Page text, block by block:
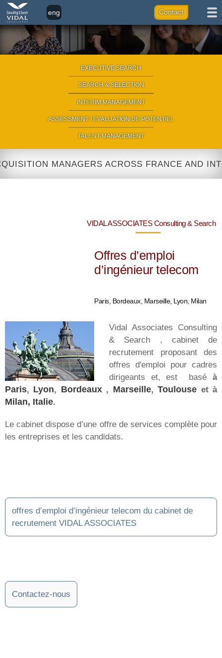
fr
eng
it
ar
Contact
EXECUTIVE SEARCH
SEARCH & SELECTION
INTERIM MANAGEMENT
|
ASSESSMENT / EVALUATION DE POTENTIEL
TALENT MANAGEMENT
MANAGERS ACROSS FRANCE AND
VIDAL ASSOCIATES Consulting & Search
Offres d’emploi
d’ingénieur telecom
Paris, Bordeaux, Marseille, Lyon, Milan
Vidal Associates Consulting
& Search , cabinet de
recrutement proposant des
offres d'emploi pour cadres
dirigeants et, est basé à
Paris, Lyon, Bordeaux , Marseille,Toulouse et à
Milan, Italie.
Le cabinet dispose d’une offre de services complète pour
les entreprises et les candidats.
offres d’emploi d’ingénieur telecom du cabinet de
recrutement VIDAL ASSOCIATES
Contactez-nous